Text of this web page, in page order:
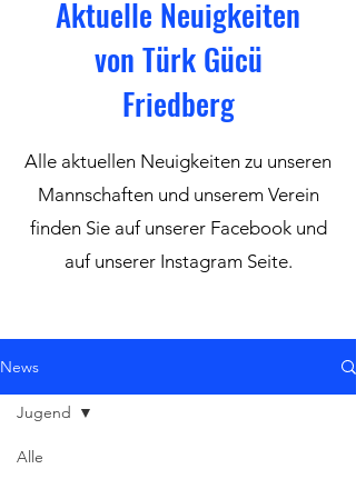
Aktuelle Neuigkeiten
von Türk Gücü
Friedberg
Alle aktuellen Neuigkeiten zu unseren
Mannschaften und unserem Verein
finden Sie auf unserer Facebook und
auf unserer Instagram Seite.
News
Alle
Jugend